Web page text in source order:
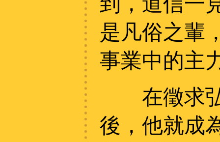
是凡俗之輩
事業中的主
在徵求弘
後，他就成